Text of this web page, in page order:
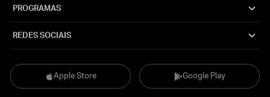
Apple Store Google Play
PROGRAMAS
REDES SOCIAIS